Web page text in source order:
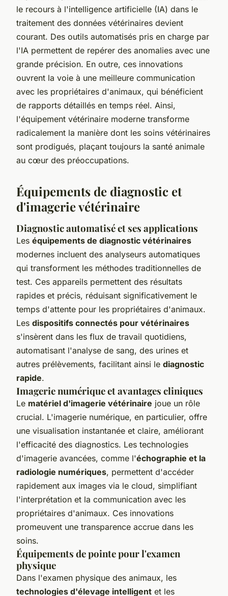
le recours à l'intelligence artificielle (IA) dans le
traitement des données vétérinaires devient
courant. Des outils automatisés pris en charge par
l'IA permettent de repérer des anomalies avec une
grande précision. En outre, ces innovations
ouvrent la voie à une meilleure communication
avec les propriétaires d'animaux, qui bénéficient
de rapports détaillés en temps réel. Ainsi,
l'équipement vétérinaire moderne transforme
radicalement la manière dont les soins vétérinaires
sont prodigués, plaçant toujours la santé animale
au cœur des préoccupations.
Équipements de diagnostic et
d'imagerie vétérinaire
Diagnostic automatisé et ses applications
Les équipements de diagnostic vétérinaires
modernes incluent des analyseurs automatiques
qui transforment les méthodes traditionnelles de
test. Ces appareils permettent des résultats
rapides et précis, réduisant significativement le
temps d'attente pour les propriétaires d'animaux.
Les dispositifs connectés pour vétérinaires
s'insèrent dans les flux de travail quotidiens,
automatisant l'analyse de sang, des urines et
autres prélèvements, facilitant ainsi le diagnostic
rapide.
Imagerie numérique et avantages cliniques
Le matériel d'imagerie vétérinaire joue un rôle
crucial. L'imagerie numérique, en particulier, offre
une visualisation instantanée et claire, améliorant
l'efficacité des diagnostics. Les technologies
d'imagerie avancées, comme l'échographie et la
radiologie numériques, permettent d'accéder
rapidement aux images via le cloud, simplifiant
l'interprétation et la communication avec les
propriétaires d'animaux. Ces innovations
promeuvent une transparence accrue dans les
soins.
Équipements de pointe pour l'examen
physique
Dans l'examen physique des animaux, les
technologies d'élevage intelligent et les